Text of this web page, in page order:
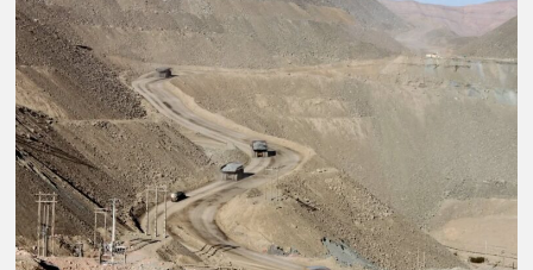
se
avanza
en
la
preparación
del
transporte
de
los
trabajadores